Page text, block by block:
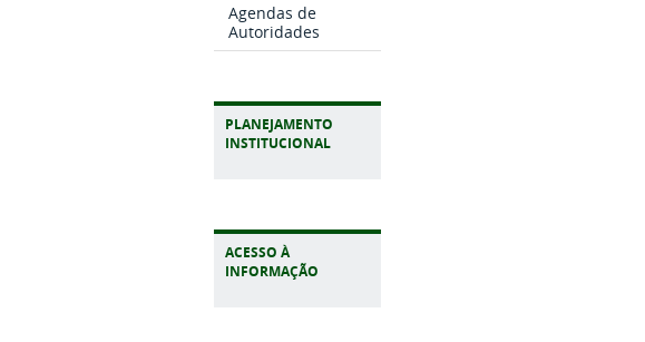
Agendas de
Autoridades
PLANEJAMENTO
INSTITUCIONAL
ACESSO À
INFORMAÇÃO